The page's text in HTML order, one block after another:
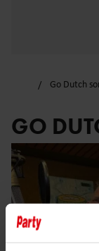
Go Dutch
GO